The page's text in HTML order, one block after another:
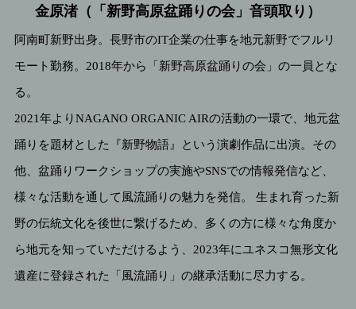
金原渚（「新野高原盆踊りの会」音頭取り）
阿南町新野出身。長野市のIT企業の仕事を地元新野でフルリ
モート勤務。2018年から「新野高原盆踊りの会」の一員とな
る。
2021年よりNAGANO ORGANIC AIRの活動の一環で、地元盆
踊りを題材とした『新野物語』という演劇作品に出演。その
他、盆踊りワークショップの実施やSNSでの情報発信など、
様々な活動を通して風流踊りの魅力を発信。 生まれ育った新
野の伝統文化を後世に繋げるため、多くの方に様々な角度か
ら地元を知っていただけるよう、2023年にユネスコ無形文化
遺産に登録された「風流踊り」の継承活動に尽力する。